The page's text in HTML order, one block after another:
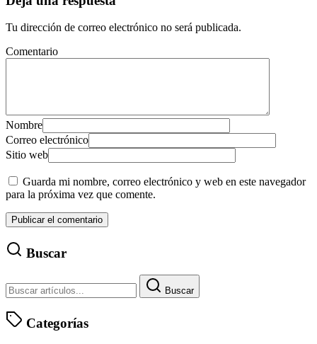
Tu dirección de correo electrónico no será publicada.
Comentario
Nombre
Correo electrónico
Sitio web
Guarda mi nombre, correo electrónico y web en este navegador
para la próxima vez que comente.
Buscar
Buscar
Categorías